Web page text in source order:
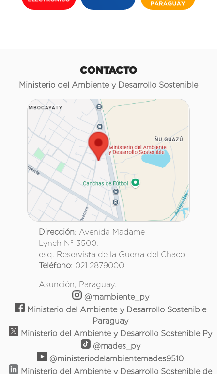
CONTACTO
Ministerio del Ambiente y Desarrollo Sostenible
Dirección: Avenida Madame
Lynch N° 3500.
esq. Reservista de la Guerra del Chaco.
Teléfono: 021 2879000
Asunción, Paraguay.
@mambiente_py
Ministerio del Ambiente y Desarrollo Sostenible
Paraguay
Ministerio del Ambiente y Desarrollo Sostenible Py
@mades_py
@ministeriodelambientemades9510
Ministerio del Ambiente y Desarrollo Sostenible de